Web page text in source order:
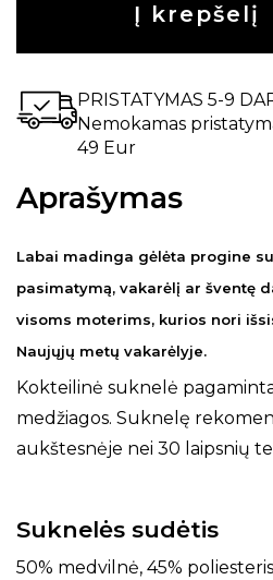
Į krepšelį
PRISTATYMAS 5-9
Nemokamas
49 Eur
Aprašymas
Labai madinga gėlėta progine
pasimatymą, vakarėlį ar šventę
visoms moterims, kurios nori
Naujųjų metų vakarėlyje.
Kokteilinė suknelė
medžiagos. Suknelę
aukštesnėje nei 30 laipsnių
Suknelės sudėtis
50% medvilnė, 45%